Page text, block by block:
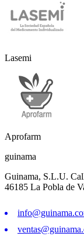
Lasemi
Aprofarm
guinama
Guinama, S.L.U.
46185 La Pobla de